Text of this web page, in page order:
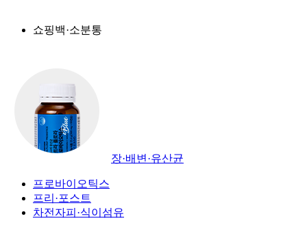
쇼핑백·소분통
장·배변·유산균
프로바이오틱스
프리·포스트
차전자피·식이섬유